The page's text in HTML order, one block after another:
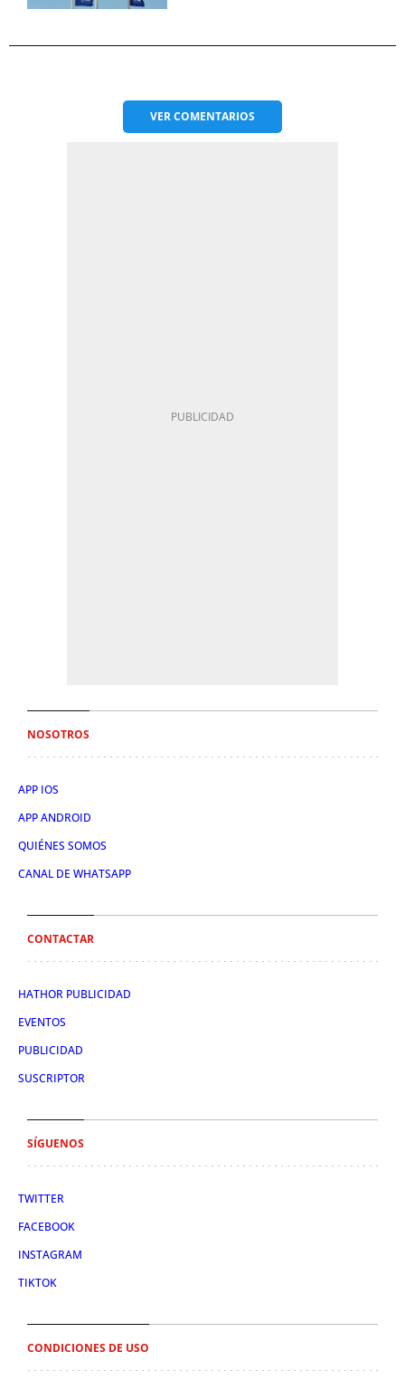
VERCOMENTARIOS
NOSOTROS
APP IOS
APP ANDROID
QUIÉNES SOMOS
CANAL DE WHATSAPP
CONTACTAR
HATHOR PUBLICIDAD
EVENTOS
PUBLICIDAD
SUSCRIPTOR
SÍGUENOS
TWITTER
FACEBOOK
INSTAGRAM
TIKTOK
CONDICIONES DE USO